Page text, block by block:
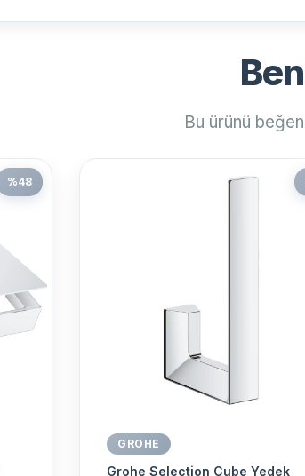
Bu ürünü
%48
GROHE
Grohe Selection Cube Yedek